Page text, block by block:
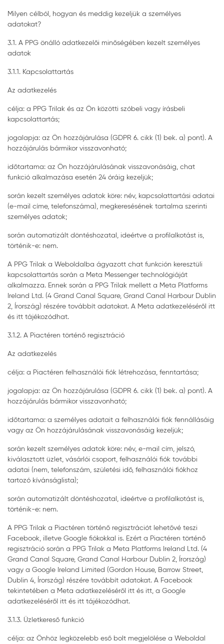
Milyen célból, hogyan és meddig kezeljük a személyes
adatokat?
3.1. A PPG önálló adatkezelői minőségében kezelt személyes
adatok
3.1.1. Kapcsolattartás
Az adatkezelés
célja: a PPG Trilak és az Ön közötti szóbeli vagy írásbeli
kapcsolattartás;
jogalapja: az Ön hozzájárulása (GDPR 6. cikk (1) bek. a) pont). A
hozzájárulás bármikor visszavonható;
időtartama: az Ön hozzájárulásának visszavonásáig, chat
funkció alkalmazása esetén 24 óráig kezeljük;
során kezelt személyes adatok köre: név, kapcsolattartási adatai
(e-mail címe, telefonszáma), megkeresésének tartalma szerinti
személyes adatok;
során automatizált döntéshozatal, ideértve a profilalkotást is,
történik-e: nem.
A PPG Trilak a Weboldalba ágyazott chat funkción keresztüli
kapcsolattartás során a Meta Messenger technológiáját
alkalmazza. Ennek során a PPG Trilak mellett a Meta Platforms
Ireland Ltd. (4 Grand Canal Square, Grand Canal Harbour Dublin
2, Írország) részére továbbít adatokat. A Meta adatkezeléséről itt
és itt tájékozódhat.
3.1.2. A Piactéren történő regisztráció
Az adatkezelés
célja: a Piactéren felhasználói fiók létrehozása, fenntartása;
jogalapja: az Ön hozzájárulása (GDPR 6. cikk (1) bek. a) pont). A
hozzájárulás bármikor visszavonható;
időtartama: a személyes adatait a felhasználói fiók fennállásáig
vagy az Ön hozzájárulásának visszavonásáig kezeljük;
során kezelt személyes adatok köre: név, e-mail cím, jelszó,
kiválasztott üzlet, vásárlói csoport, felhasználói fiók további
adatai (nem, telefonszám, születési idő, felhasználói fiókhoz
tartozó kívánságlista);
során automatizált döntéshozatal, ideértve a profilalkotást is,
történik-e: nem.
A PPG Trilak a Piactéren történő regisztrációt lehetővé teszi
Facebook, illetve Google fiókokkal is. Ezért a Piactéren történő
regisztráció során a PPG Trilak a Meta Platforms Ireland Ltd. (4
Grand Canal Square, Grand Canal Harbour Dublin 2, Írország)
vagy a Google Ireland Limited (Gordon House, Barrow Street,
Dublin 4, Írország) részére továbbít adatokat. A Facebook
tekintetében a Meta adatkezeléséről itt és itt, a Google
adatkezeléséről itt és itt tájékozódhat.
3.1.3. Üzletkereső funkció
célja: az Önhöz legközelebb eső bolt megjelölése a Weboldal